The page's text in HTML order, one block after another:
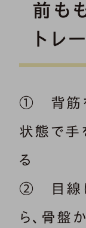
前も
トレ
① 背筋を
状態で手
る
② 目線
ら、骨盤